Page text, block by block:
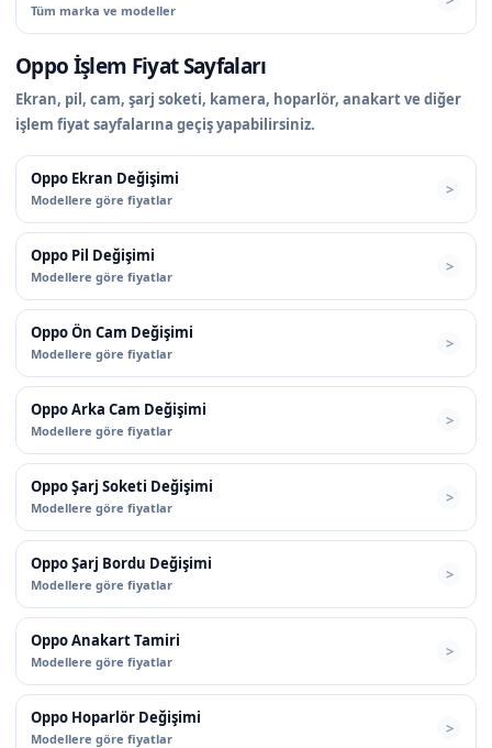
Tüm marka ve modeller
Oppo İşlem Fiyat Sayfaları
Ekran, pil, cam, şarj soketi, kamera, hoparlör, anakart ve diğer
işlem fiyat sayfalarına geçiş yapabilirsiniz.
Oppo Ekran Değişimi
Modellere göre fiyatlar
Oppo Pil Değişimi
Modellere göre fiyatlar
Oppo Ön Cam Değişimi
Modellere göre fiyatlar
Oppo Arka Cam Değişimi
Modellere göre fiyatlar
Oppo Şarj Soketi Değişimi
Modellere göre fiyatlar
Oppo Şarj Bordu Değişimi
Modellere göre fiyatlar
Oppo Anakart Tamiri
Modellere göre fiyatlar
Oppo Hoparlör Değişimi
Modellere göre fiyatlar